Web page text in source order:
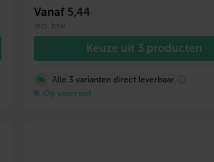
Vanaf 5,44
incl. btw
Keuze uit 3 producten
Alle 3 varianten direct leverbaar
Op voorraad